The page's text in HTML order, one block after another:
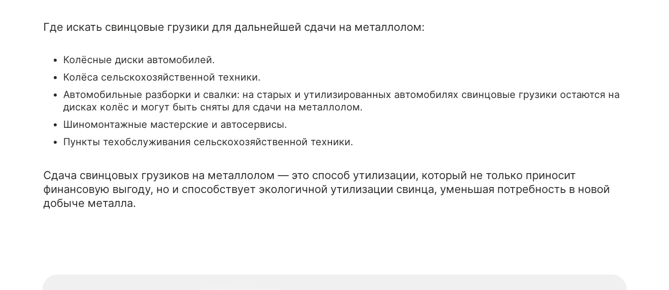
Где искать свинцовые грузики для дальнейшей сдачи на металлолом:
Колёсные диски автомобилей.
Колёса сельскохозяйственной техники.
Автомобильные разборки и свалки: на старых и утилизированных автомобилях свинцовые грузики остаются на
дисках колёс и могут быть сняты для сдачи на металлолом.
Шиномонтажные мастерские и автосервисы.
Пункты техобслуживания сельскохозяйственной техники.
Сдача свинцовых грузиков на металлолом — это способ утилизации, который не только приносит
финансовую выгоду, но и способствует экологичной утилизации свинца, уменьшая потребность в новой
добыче металла.